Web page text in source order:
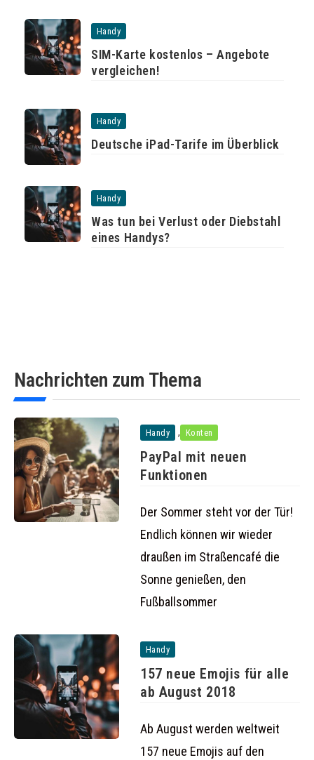
Handy
SIM-Karte kostenlos – Angebote
vergleichen!
Handy
Deutsche iPad-Tarife im Überblick
Handy
Was tun bei Verlust oder Diebstahl
eines Handys?
Nachrichten zum Thema
Handy , Konten
PayPal mit neuen
Funktionen
Der Sommer steht vor der Tür!
Endlich können wir wieder
draußen im Straßencafé die
Sonne genießen, den
Fußballsommer
Handy
157 neue Emojis für alle
ab August 2018
Ab August werden weltweit
157 neue Emojis auf den